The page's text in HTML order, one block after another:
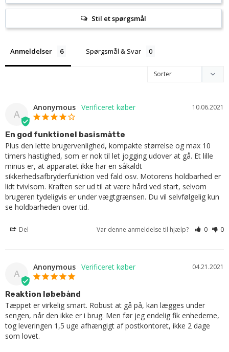
Stil et spørgsmål
Anmeldelser Spørgsmål & Svar
A
10.06.2021
Anonymous
En god funktionel basismåtte
Plus den lette brugervenlighed, kompakte størrelse og max 10
timers hastighed, som er nok til let jogging udover at gå. Et lille
minus er, at apparatet ikke har en såkaldt
sikkerhedsafbryderfunktion ved fald osv. Motorens holdbarhed er
lidt tvivlsom. Kraften ser ud til at være hård ved start, selvom
brugeren tydeligvis er under vægtgrænsen. Du vil selvfølgelig kun
se holdbarheden over tid.
Del Var denne anmeldelse til hjælp? 0 0
A
04.21.2021
Anonymous
Reaktion løbebånd
Tæppet er virkelig smart. Robust at gå på, kan lægges under
sengen, når den ikke er i brug. Men før jeg endelig fik enhederne,
tog leveringen 1,5 uge afhængigt af postkontoret, ikke 2 dage
som lovet.